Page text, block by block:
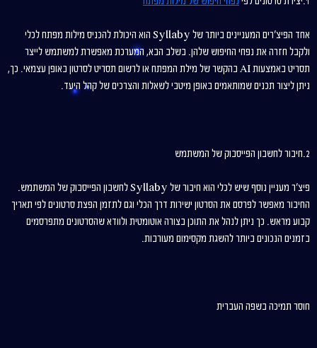
אחד הפיצ'רים המעניינים ביותר של Syllaby הוא היכולת להכניס מילות מפתח לכלי
ולקבל חזרה את נפחי החיפוש שלהן. בשלב הבא, המערכת מאפשרת למשתמש לייצר
תסריט באמצעות AI בהקשר של מילת המפתח או לרשום תסריט לסרטון באופן עצמאי. כך,
ניתן ליצור תכנים שמותאמים באופן מיטבי לשאלות והצרכים של קהל היעד.
2.חיבור לחשבון הפייסבוק של המשתמש
פיצ'ר מעניין נוסף שיש לכלי הוא חיבור של Syllaby לחשבון הפייסבוק של המשתמש.
החיבור מאפשר לפרסם את הסרטון ישירות דרך הכלי וגם לתזמן הפצת סרטונים לפי תאריך
קבוע מראש. כך ניתן לנהל את התוכן בצורה אוטומטית ולוודא שהסרטונים מתפרסמים
בזמנים הנכונים ביותר להשגת מקסימום מעורבות.
חוסר תמיכה בשפה העברית